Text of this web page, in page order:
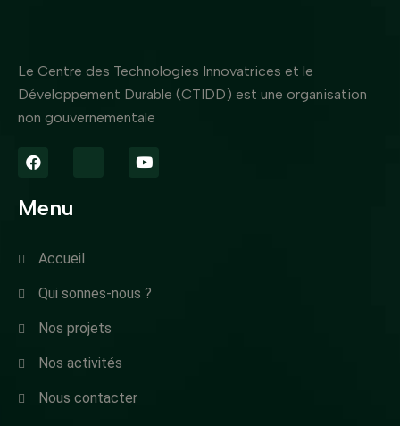
Le Centre des Technologies Innovatrices et le
Développement Durable (CTIDD) est une organisation
non gouvernementale
Menu
Accueil
Qui sonnes-nous ?
Nos projets
Nos activités
Nous contacter